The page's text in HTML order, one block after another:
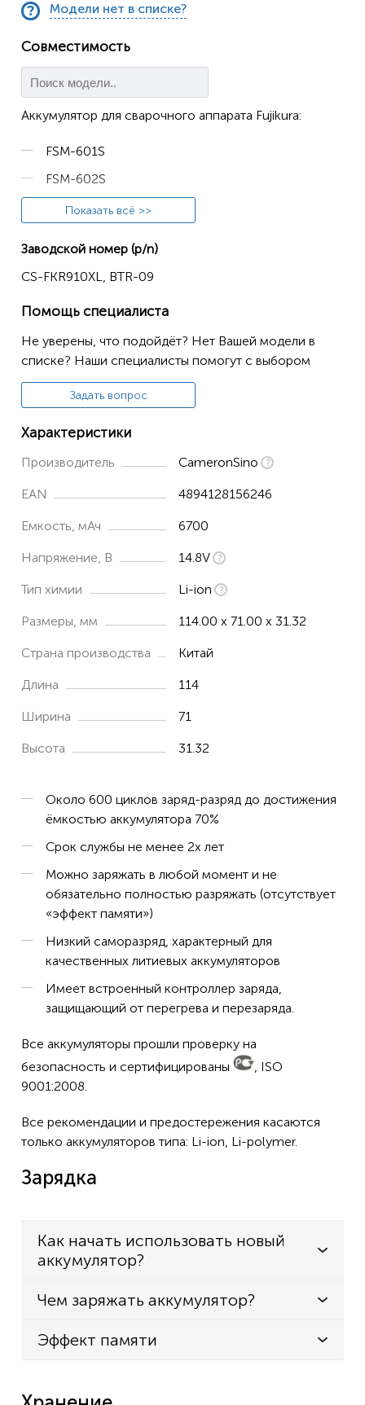
Модели нет в списке?
Совместимость
Аккумулятор для сварочного аппарата Fujikura:
FSM-601S
FSM-602S
FSM-61S
FSM-70S
FSM-80C
FSM-80S
Показать всё >>
Заводской номер (p/n)
CS-FKR910XL, BTR-09
Помощь специалиста
Не уверены, что подойдёт? Нет Вашей модели в
списке? Наши специалисты помогут с выбором
Задать вопрос
Характеристики
Производитель CameronSino
EAN 4894128156246
Емкость, мАч 6700
Напряжение, В 14.8V
Тип химии Li-ion
Размеры, мм 114.00 x 71.00 x 31.32
Страна производства Китай
Длина 114
Ширина 71
Высота 31.32
Около 600 циклов заряд-разряд до достижения
ёмкостью аккумулятора 70%
Срок службы не менее 2х лет
Можно заряжать в любой момент и не
обязательно полностью разряжать (отсутствует
«эффект памяти»)
Низкий саморазряд, характерный для
качественных литиевых аккумуляторов
Имеет встроенный контроллер заряда,
защищающий от перегрева и перезаряда.
Все аккумуляторы прошли проверку на
безопасность и сертифицированы
, ISO
9001:2008.
Все рекомендации и предостережения касаются
только аккумуляторов типа: Li-ion, Li-polymer.
Зарядка
Как начать использовать новый
аккумулятор?
Чем заряжать аккумулятор?
Эффект памяти